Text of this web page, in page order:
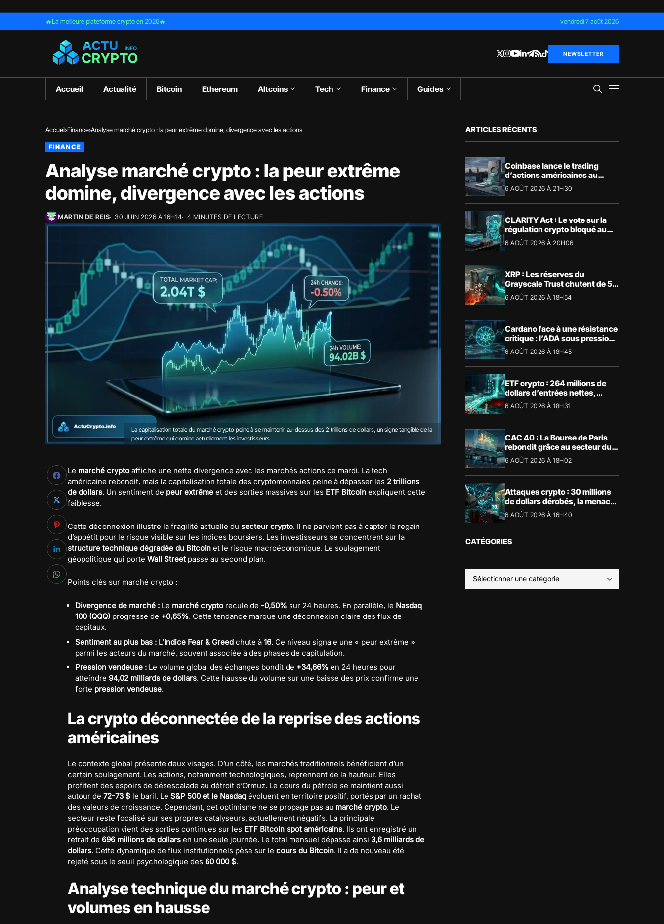
🔥La meilleure plateforme crypto en 2026🔥 vendredi 7 août 2026
NEWSLETTER
Accueil Actualité Bitcoin Ethereum Altcoins Tech Finance Guides
Accueil Finance Analyse marché crypto : la peur extrême domine, divergence avec les actions
FINANCE
Analyse marché crypto : la peur extrême
domine, divergence avec les actions
MARTIN DE REIS 30 JUIN 2026 À 16H14 4 MINUTES DE LECTURE
La capitalisation totale du marché crypto peine à se maintenir au-dessus des 2 trillions de dollars, un signe tangible de la
peur extrême qui domine actuellement les investisseurs.
Le marché crypto affiche une nette divergence avec les marchés actions ce mardi. La tech
américaine rebondit, mais la capitalisation totale des cryptomonnaies peine à dépasser les 2 trillions
de dollars. Un sentiment de peur extrême et des sorties massives sur les ETF Bitcoin expliquent cette
faiblesse.
Cette déconnexion illustre la fragilité actuelle du secteur crypto. Il ne parvient pas à capter le regain
d’appétit pour le risque visible sur les indices boursiers. Les investisseurs se concentrent sur la
structure technique dégradée du Bitcoin et le risque macroéconomique. Le soulagement
géopolitique qui porte Wall Streetpasse au second plan.
Points clés sur marché crypto :
Divergence de marché : Le marché crypto recule de -0,50% sur 24 heures. En parallèle, le Nasdaq
100 (QQQ) progresse de +0,65%. Cette tendance marque une déconnexion claire des flux de
capitaux.
Sentiment au plus bas : L’indice Fear & Greed chute à 16. Ce niveau signale une « peur extrême »
parmi les acteurs du marché, souvent associée à des phases de capitulation.
Pression vendeuse : Le volume global des échanges bondit de +34,66% en 24 heures pour
atteindre 94,02 milliards de dollars. Cette hausse du volume sur une baisse des prix confirme une
forte pression vendeuse.
La crypto déconnectée de la reprise des actions
américaines
Le contexte global présente deux visages. D’un côté, les marchés traditionnels bénéficient d’un
certain soulagement. Les actions, notamment technologiques, reprennent de la hauteur. Elles
profitent des espoirs de désescalade au détroit d’Ormuz. Le cours du pétrole se maintient aussi
autour de 72-73 $ le baril. Le S&P 500 et le Nasdaq évoluent en territoire positif, portés par un rachat
des valeurs de croissance. Cependant, cet optimisme ne se propage pas au marché crypto. Le
secteur reste focalisé sur ses propres catalyseurs, actuellement négatifs. La principale
préoccupation vient des sorties continues sur les ETF Bitcoin spot américains. Ils ont enregistré un
retrait de 696 millions de dollars en une seule journée. Le total mensuel dépasse ainsi 3,6 milliards de
dollars. Cette dynamique de flux institutionnels pèse sur le cours du Bitcoin. Il a de nouveau été
rejeté sous le seuil psychologique des 60 000 $.
Analyse technique du marché crypto : peur et
volumes en hausse
ARTICLES RÉCENTS
Coinbase lance le trading
d’actions américaines au
Royaume-Uni
6 AOÛT 2026 À 21H30
CLARITY Act : Le vote sur la
régulation crypto bloqué au
Sénat américain
6 AOÛT 2026 À 20H06
XRP : Les réserves du
Grayscale Trust chutent de 55
% suite aux rachats
6 AOÛT 2026 À 18H54
Cardano face à une résistance
critique : l’ADA sous pression
technique
6 AOÛT 2026 À 18H45
ETF crypto : 264 millions de
dollars d’entrées nettes,
Bitcoin et Ethereum dominent
6 AOÛT 2026 À 18H31
CAC 40 : La Bourse de Paris
rebondit grâce au secteur du
luxe
6 AOÛT 2026 À 18H02
Attaques crypto : 30 millions
de dollars dérobés, la menace
devient physique
6 AOÛT 2026 À 16H40
CATÉGORIES